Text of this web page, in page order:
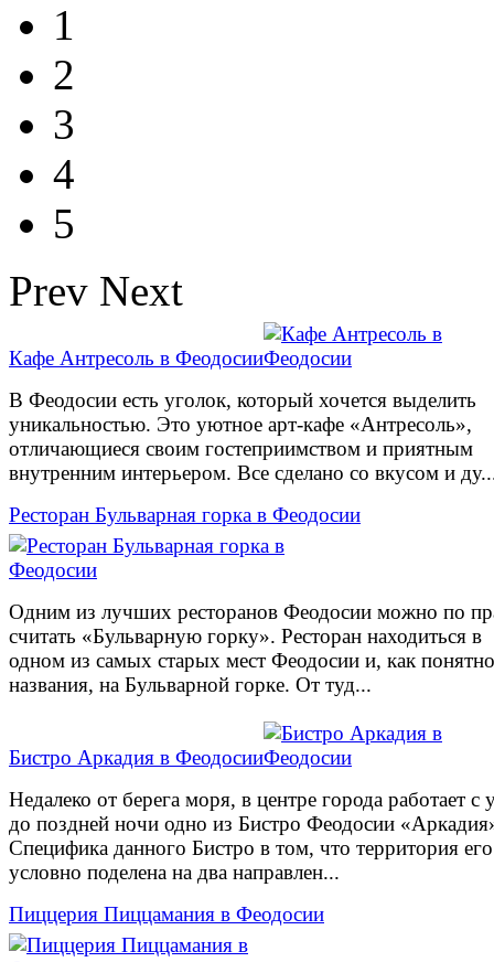
1
2
3
4
5
Prev Next
Кафе Антресоль в Феодосии
В Феодосии есть уголок, который хочется выделить
уникальностью. Это уютное арт-кафе «Антресоль»,
отличающиеся своим гостеприимством и приятным
внутренним интерьером. Все сделано со вкусом и
Ресторан Бульварная горка в Феодосии
Одним из лучших ресторанов Феодосии можно по
считать «Бульварную горку». Ресторан находиться в
одном из самых старых мест Феодосии и, как
названия, на Бульварной горке. От туд...
Бистро Аркадия в Феодосии
Недалеко от берега моря, в центре города работает с
до поздней ночи одно из Бистро Феодосии
Специфика данного Бистро в том, что территория его
условно поделена на два направлен...
Пиццерия Пиццамания в Феодосии